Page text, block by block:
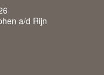
a/d Rijn